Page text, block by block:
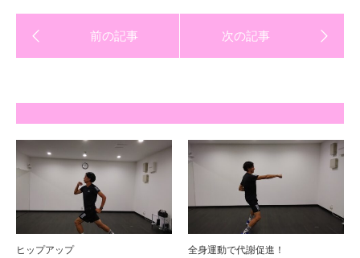
ヒップアップ 全身運動で代謝促進！